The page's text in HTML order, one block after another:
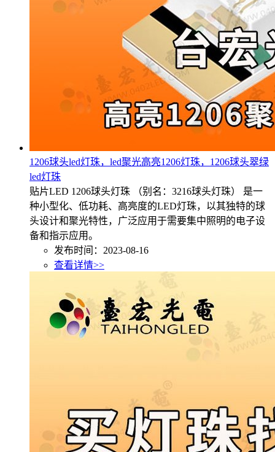
1206球头led灯珠，led聚光高亮1206灯珠，1206球头翠绿
led灯珠
贴片LED 1206球头灯珠 （别名：3216球头灯珠） 是一
种小型化、低功耗、高亮度的LED灯珠，以其独特的球
头设计和聚光特性，广泛应用于需要集中照明的电子设
备和指示应用。
发布时间：2023-08-16
查看详情>>